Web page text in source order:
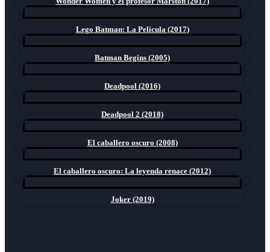
Lego Batman: La Película (2017)
Batman Begins (2005)
Deadpool (2016)
Deadpool 2 (2018)
El caballero oscuro (2008)
El caballero oscuro: La leyenda renace (2012)
Joker (2019)